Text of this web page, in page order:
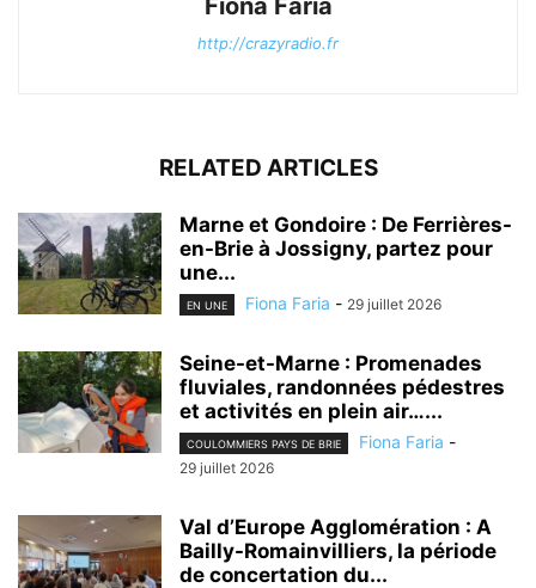
http://crazyradio.fr
RELATED ARTICLES
Marne et Gondoire : De Ferrières-
en-Brie à Jossigny, partez pour
une...
EN UNE Fiona Faria - 29 juillet 2026
Seine-et-Marne : Promenades
fluviales, randonnées pédestres
et activités en plein air…...
COULOMMIERS PAYS DE BRIE Fiona Faria -
29 juillet 2026
Val d’Europe Agglomération : A
Bailly-Romainvilliers, la période
de concertation du...